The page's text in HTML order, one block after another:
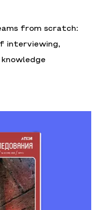
from scratch:
interviewing,